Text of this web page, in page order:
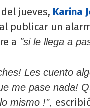
jueves, Karina
publicar un
a "si le llega a
Les cuento
me pase nada!
mismo !",